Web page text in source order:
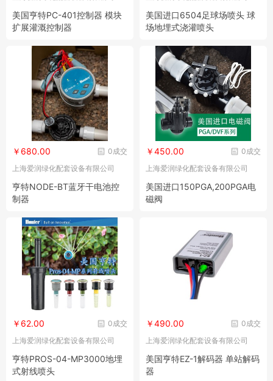
美国亨特PC-401控制器 模块
扩展灌溉控制器
美国进口6504足球场喷头 球
场地埋式浇灌喷头
0成交
￥680.00
上海爱润绿化配套设备有限公司
亨特NODE-BT蓝牙干电池控
制器
0成交
￥450.00
上海爱润绿化配套设备有限公司
美国进口150PGA,200PGA电
磁阀
0成交
￥62.00
上海爱润绿化配套设备有限公司
亨特PROS-04-MP3000地埋
式射线喷头
0成交
￥490.00
上海爱润绿化配套设备有限公司
美国亨特EZ-1解码器 单站解码
器